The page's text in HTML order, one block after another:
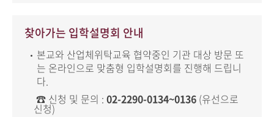
찾아가는 입학설명회 안내
본교와 산업체위탁교육 협약중인 기관 대상 방문 또
는 온라인으로 맞춤형 입학설명회를 진행해 드립니
다.
☎ 신청 및 문의 : 02-2290-0134~0136 (유선으로
신청)